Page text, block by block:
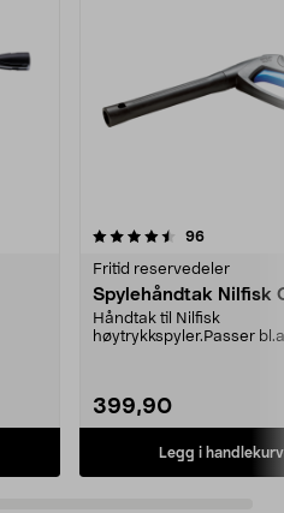
96
Fritid reservedeler
Spylehåndtak Nilfisk
Håndtak til Nilfisk
høytrykkspyler.Passer
399,90
Legg i handlekurv
4.5av 5 stjerner